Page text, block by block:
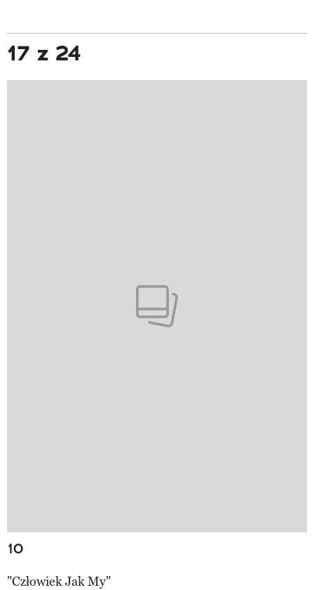
17 z 24
10
"Człowiek Jak My"